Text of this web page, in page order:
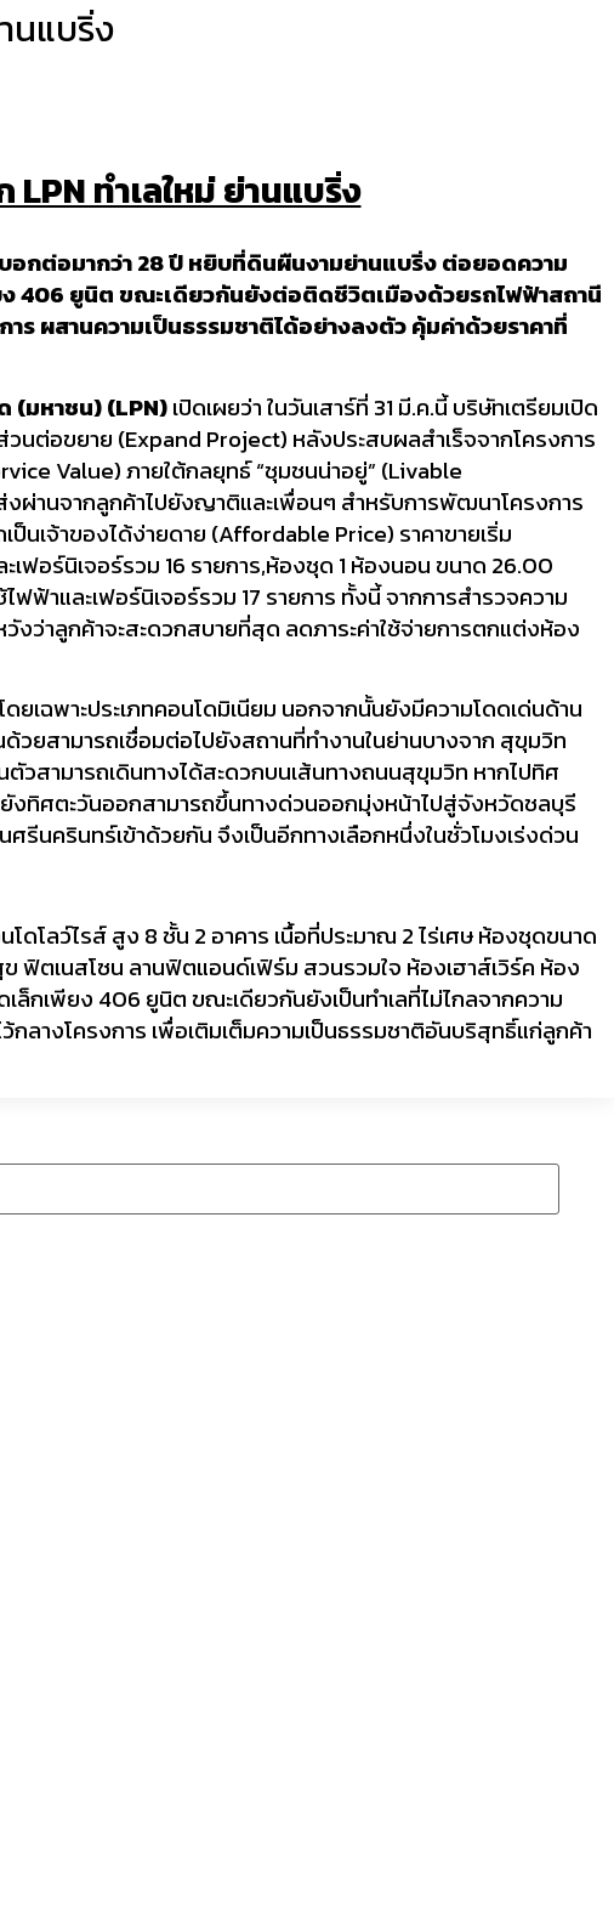
นแบริ่ง
ทำเลใหม่ ย่านแบริ่ง
กต่อมากว่า 28 ปี หยิบที่ดินผืนงามย่านแบริ่ง ต่อยอดความ
ง 406 ยูนิต ขณะเดียวกันยังต่อติดชีวิตเมืองด้วยรถไฟฟ้าสถานี
ผสานความเป็นธรรมชาติได้อย่างลงตัว คุ้มค่าด้วยราคาที่
(มหาชน) (LPN)เปิดเผยว่า ในวันเสาร์ที่ 31 มี.ค.นี้ บริษัทเตรียมเปิด
วนต่อขยาย (Expand Project) หลังประสบผลสำเร็จจากโครงการ
Value) ภายใต้กลยุทธ์ “ชุมชนน่าอยู่” (Livable
ผ่านจากลูกค้าไปยังญาติและเพื่อนๆ สำหรับการพัฒนาโครงการ
เจ้าของได้ง่ายดาย (Affordable Price) ราคาขายเริ่ม
เฟอร์นิเจอร์รวม 16 รายการ,ห้องชุด 1 ห้องนอน ขนาด 26.00
ฟ้าและเฟอร์นิเจอร์รวม 17 รายการ ทั้งนี้ จากการสำรวจความ
ว่าลูกค้าจะสะดวกสบายที่สุด ลดภาระค่าใช้จ่ายการตกแต่งห้อง
เฉพาะประเภทคอนโดมิเนียม นอกจากนั้นยังมีความโดดเด่นด้าน
วยสามารถเชื่อมต่อไปยังสถานที่ทำงานในย่านบางจาก สุขุมวิท
วสามารถเดินทางได้สะดวกบนเส้นทางถนนสุขุมวิท หากไปทิศ
งทิศตะวันออกสามารถขึ้นทางด่วนออกมุ่งหน้าไปสู่จังหวัดชลบุรี
รีนครินทร์เข้าด้วยกัน จึงเป็นอีกทางเลือกหนึ่งในชั่วโมงเร่งด่วน
ดโลว์ไรส์ สูง 8 ชั้น 2 อาคาร เนื้อที่ประมาณ 2 ไร่เศษ ห้องชุดขนาด
ฟิตเนสโซน ลานฟิตแอนด์เฟิร์ม สวนรวมใจ ห้องเฮาส์เวิร์ค ห้อง
กเพียง 406 ยูนิต ขณะเดียวกันยังเป็นทำเลที่ไม่ไกลจากความ
างโครงการ เพื่อเติมเต็มความเป็นธรรมชาติอันบริสุทธิ์แก่ลูกค้า